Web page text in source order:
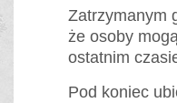
Zatrzymanym
że osoby
ostatnim
Pod koniec